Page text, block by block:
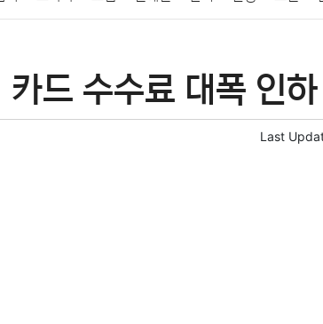
료 의학 경제 마케팅 부동산 외국어 교육
카드 수수료 대폭 인
Last